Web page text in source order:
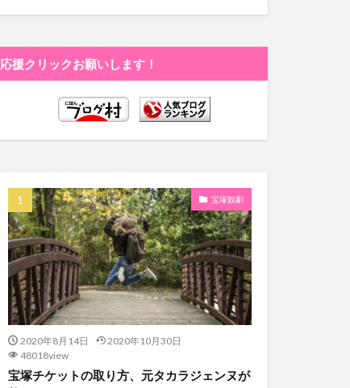
応援クリックお願いします！
宝塚観劇
2020年8月14日
2020年10月30日
48018view
宝塚チケットの取り方、元タカラジェンヌが